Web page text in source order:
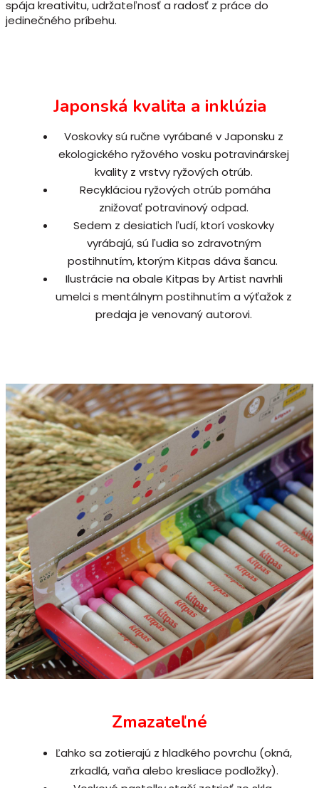
spája kreativitu, udržateľnosť a radosť z práce do
jedinečného príbehu.
Japonská kvalita a inklúzia
Voskovky sú ručne vyrábané v Japonsku z
ekologického ryžového vosku potravinárskej
kvality z vrstvy ryžových otrúb.
Recykláciou ryžových otrúb pomáha
znižovať potravinový odpad.
Sedem z desiatich ľudí, ktorí voskovky
vyrábajú, sú ľudia so zdravotným
postihnutím, ktorým Kitpas dáva šancu.
Ilustrácie na obale Kitpas by Artist navrhli
umelci s mentálnym postihnutím a výťažok z
predaja je venovaný autorovi.
Zmazateľné
Ľahko sa zotierajú z hladkého povrchu (okná,
zrkadlá, vaňa alebo kresliace podložky).